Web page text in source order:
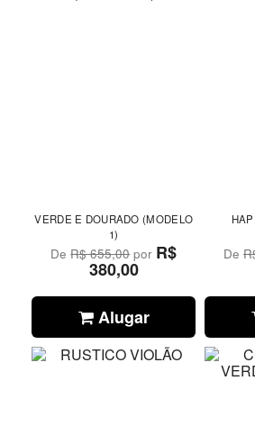
VERDE E DOURADO (MODELO
1)
DeR$ 655,00por R$
380,00
Alugar
De